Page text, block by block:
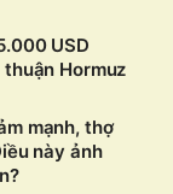
USD
Hormuz
mạnh, thợ
này ảnh